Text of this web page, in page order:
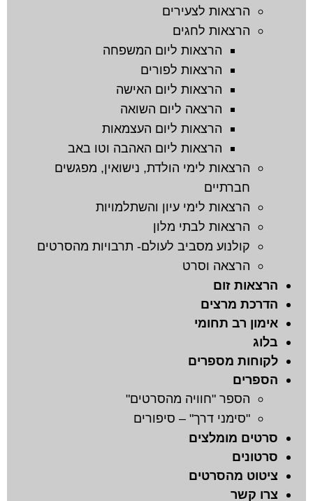
הרצאות לצעירים
הרצאות לחגים
הרצאות ליום המשפחה
הרצאות לפורים
הרצאות ליום האישה
הרצאה ליום השואה
הרצאות ליום העצמאות
הרצאות ליום האהבה וטו באב
הרצאות לימי הולדת, נישואין, מפגשים
חברתיים
הרצאות לימי עיון והשתלמויות
הרצאות לבתי מלון
קולנוע מסביב לעולם- תרבויות מהסרטים
הרצאה וסרט
הרצאות זום
הדרכת מרצים
אימון רב תחומי
בלוג
לקוחות מספרים
הספרים
הספר "חוויה מהסרטים"
"סימני דרך" – סיפורים
סרטים מומלצים
סרטונים
ציטוט מהסרטים
צרו קשר